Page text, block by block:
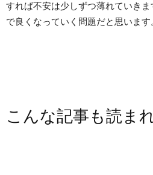
すれば不安は少しずつ薄れていき
で良くなっていく問題だと思います
こんな記事も読ま